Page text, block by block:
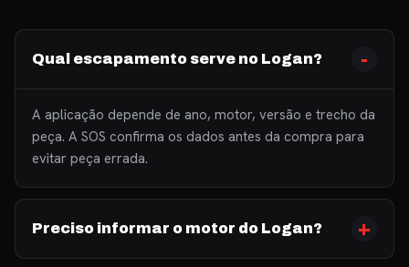
Qual escapamento serve no Logan?
A aplicação depende de ano, motor, versão e trecho da
peça. A SOS confirma os dados antes da compra para
evitar peça errada.
Preciso informar o motor do Logan?